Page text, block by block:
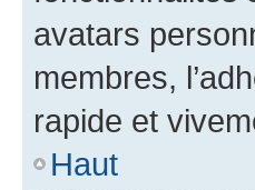
avatars
membres,
rapide et
Haut